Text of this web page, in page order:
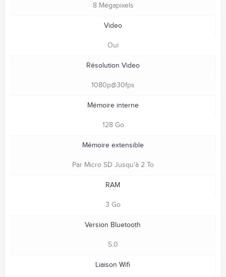
8 Mégapixels
Video
Oui
Résolution Video
1080p@30fps
Mémoire interne
128 Go
Mémoire extensible
Par Micro SD Jusqu'à 2 To
RAM
3 Go
Version Bluetooth
5.0
Liaison Wifi